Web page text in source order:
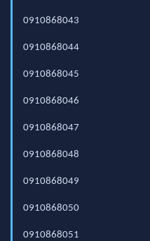
0910868043
0910868044
0910868045
0910868046
0910868047
0910868048
0910868049
0910868050
0910868051